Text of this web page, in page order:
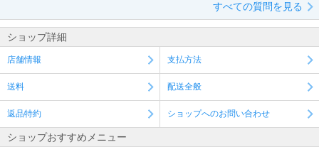
すべての質問を見る
ショップ詳細
店舗情報 支払方法
送料 配送全般
返品特約 ショップへのお問い合わせ
ショップおすすめメニュー